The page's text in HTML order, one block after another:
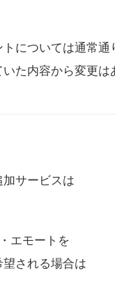
については通常通
た内容から変更は
サービスは
エモートを
される場合は